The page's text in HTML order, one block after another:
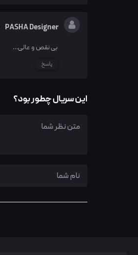
PASHA Designer
بی نقص و عالی…
پاسخ
این سریال چطور بود؟